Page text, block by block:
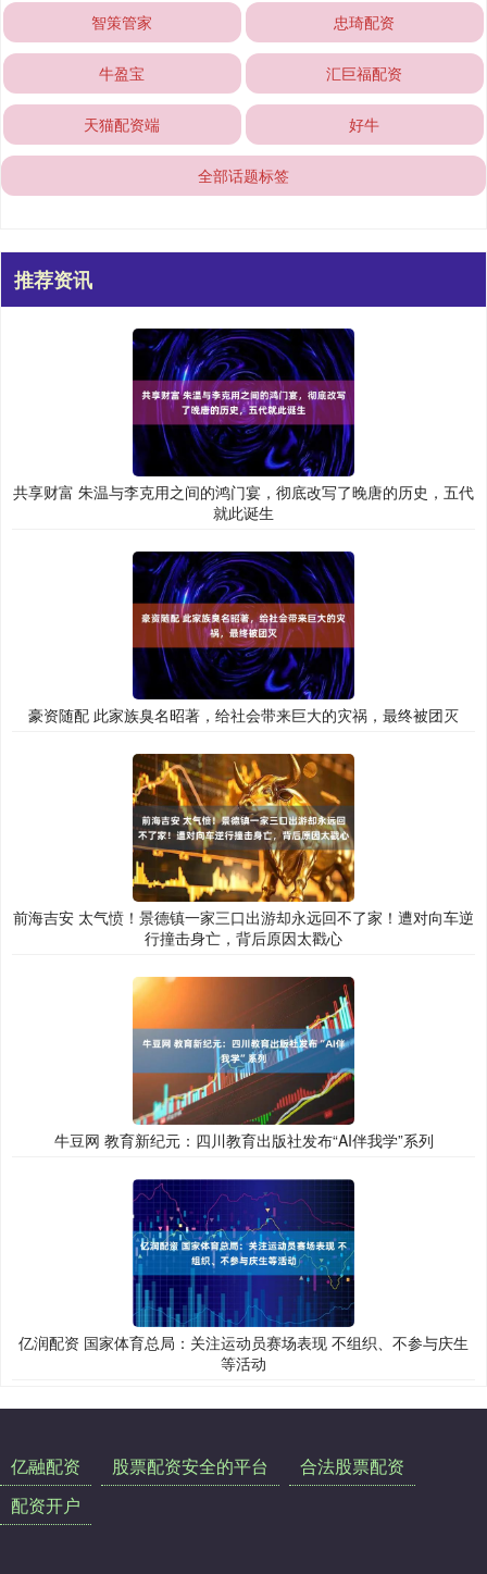
智策管家 忠琦配资
牛盈宝 汇巨福配资
天猫配资端 好牛
全部话题标签
推荐资讯
共享财富 朱温与李克用之间的鸿门宴，彻底改写了晚唐的历史，五代
就此诞生
豪资随配 此家族臭名昭著，给社会带来巨大的灾祸，最终被团灭
前海吉安 太气愤！景德镇一家三口出游却永远回不了家！遭对向车逆
行撞击身亡，背后原因太戳心
牛豆网 教育新纪元：四川教育出版社发布“AI伴我学”系列
亿润配资 国家体育总局：关注运动员赛场表现 不组织、不参与庆生
等活动
亿融配资 股票配资安全的平台
合法股票配资
配资开户